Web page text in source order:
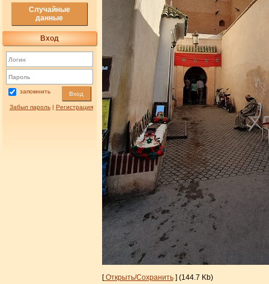
Случайные
данные
Вход
запомнить Вход
Забыл пароль| Регистрация
[Открыть/Сохранить] (144.7 Kb)